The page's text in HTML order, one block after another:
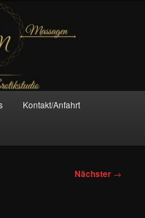
More
Kontakt/Anfahrt
Nächster →